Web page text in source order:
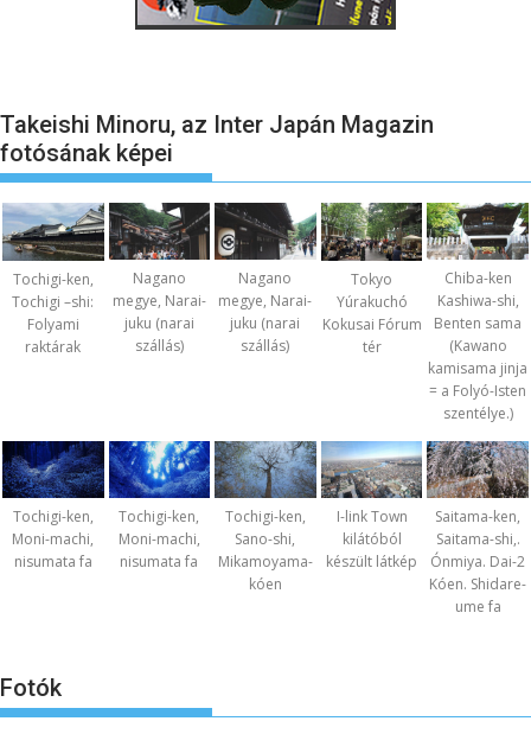
Takeishi Minoru, az Inter Japán Magazin
fotósának képei
Tochigi-ken,
Tochigi –shi:
Folyami
raktárak
Nagano
megye, Narai-
juku (narai
szállás)
Nagano
megye, Narai-
juku (narai
szállás)
Tokyo
Yúrakuchó
Kokusai Fórum
tér
Chiba-ken
Kashiwa-shi,
Benten sama
(Kawano
kamisama jinja
= a Folyó-Isten
szentélye.)
Tochigi-ken,
Moni-machi,
nisumata fa
Tochigi-ken,
Moni-machi,
nisumata fa
Tochigi-ken,
Sano-shi,
Mikamoyama-
kóen
I-link Town
kilátóból
készült látkép
Saitama-ken,
Saitama-shi,.
Ónmiya. Dai-2
Kóen. Shidare-
ume fa
Fotók